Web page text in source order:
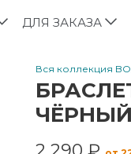
ДЛЯ ЗАКАЗА
Вся коллекция